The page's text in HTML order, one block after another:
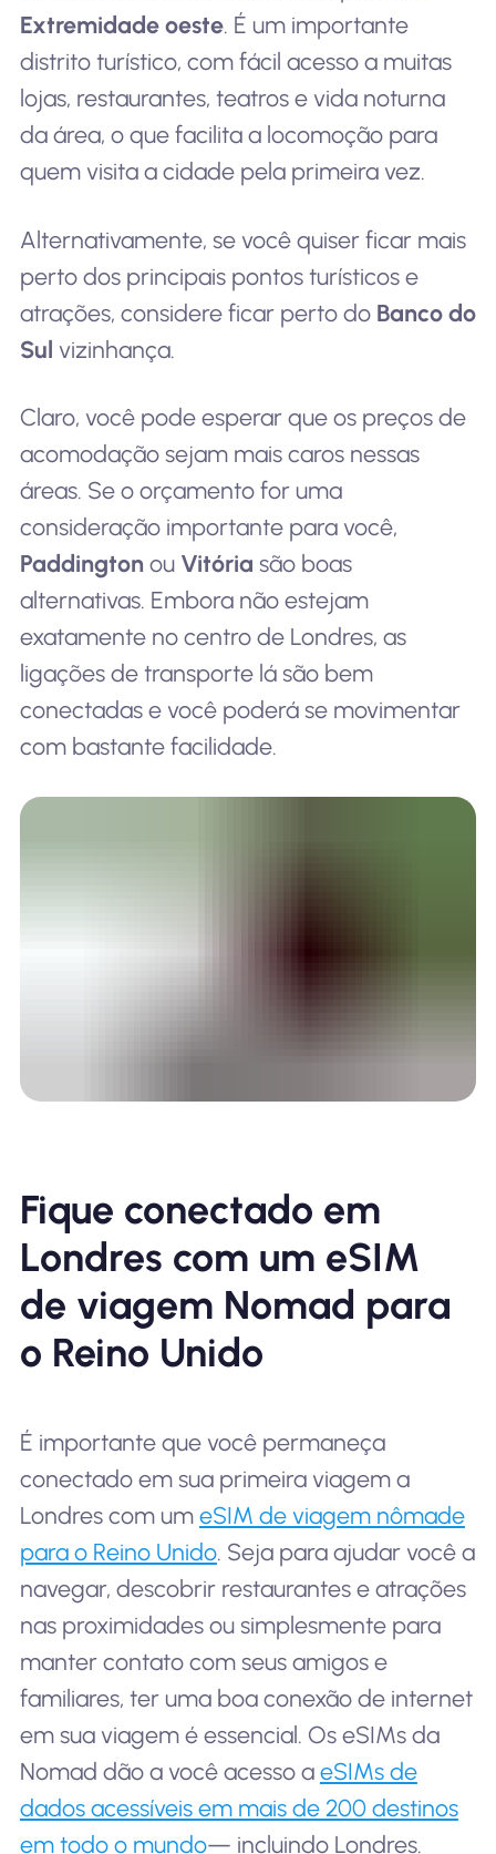
Extremidade oeste. É um importante
distrito turístico, com fácil acesso a muitas
lojas, restaurantes, teatros e vida noturna
da área, o que facilita a locomoção para
quem visita a cidade pela primeira vez.
Alternativamente, se você quiser ficar mais
perto dos principais pontos turísticos e
atrações, considere ficar perto do Banco do
Sul vizinhança.
Claro, você pode esperar que os preços de
acomodação sejam mais caros nessas
áreas. Se o orçamento for uma
consideração importante para você,
Paddington ou Vitória são boas
alternativas. Embora não estejam
exatamente no centro de Londres, as
ligações de transporte lá são bem
conectadas e você poderá se movimentar
com bastante facilidade.
Fique conectado em
Londres com um eSIM
de viagem Nomad para
o Reino Unido
É importante que você permaneça
conectado em sua primeira viagem a
Londres com um eSIM de viagem nômade
para o Reino Unido. Seja para ajudar você a
navegar, descobrir restaurantes e atrações
nas proximidades ou simplesmente para
manter contato com seus amigos e
familiares, ter uma boa conexão de internet
em sua viagem é essencial. Os eSIMs da
Nomad dão a você acesso a eSIMs de
dados acessíveis em mais de 200 destinos
em todo o mundo— incluindo Londres.